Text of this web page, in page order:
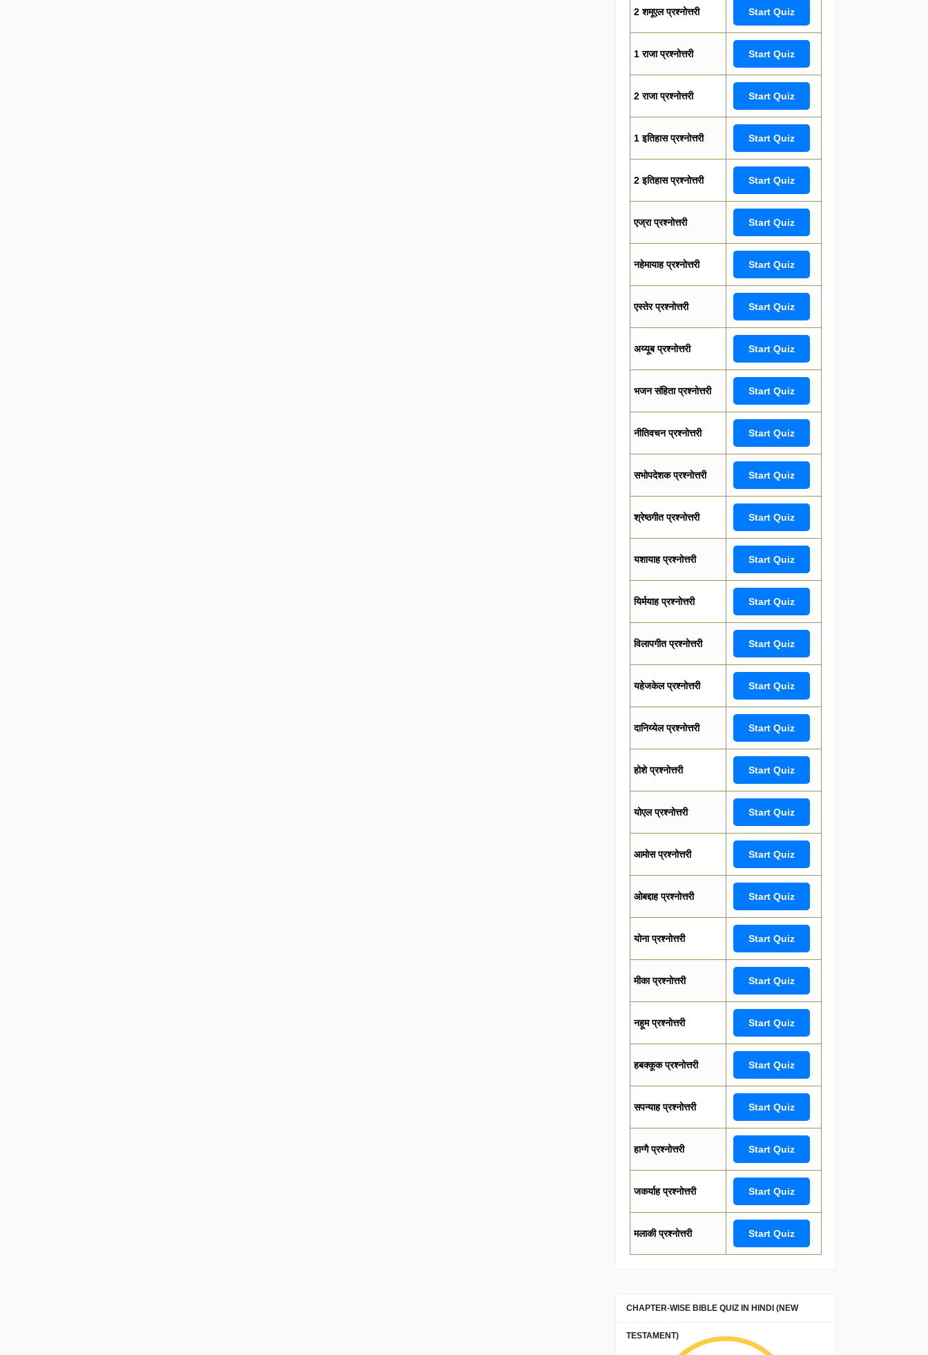
2 शमूएल प्रश्नोत्तरी Start Quiz
1 राजा प्रश्नोत्तरी Start Quiz
2 राजा प्रश्नोत्तरी Start Quiz
1 इतिहास प्रश्नोत्तरी Start Quiz
2 इतिहास प्रश्नोत्तरी Start Quiz
एज्रा प्रश्नोत्तरी Start Quiz
नहेमायाह प्रश्नोत्तरी Start Quiz
एस्तेर प्रश्नोत्तरी Start Quiz
अय्यूब प्रश्नोत्तरी Start Quiz
भजन संहिता प्रश्नोत्तरी Start Quiz
नीतिवचन प्रश्नोत्तरी Start Quiz
सभोपदेशक प्रश्नोत्तरी Start Quiz
श्रेष्ठगीत प्रश्नोत्तरी Start Quiz
यशायाह प्रश्नोत्तरी Start Quiz
यिर्मयाह प्रश्नोत्तरी Start Quiz
विलापगीत प्रश्नोत्तरी Start Quiz
यहेजकेल प्रश्नोत्तरी Start Quiz
दानिय्येल प्रश्नोत्तरी Start Quiz
होशे प्रश्नोत्तरी Start Quiz
योएल प्रश्नोत्तरी Start Quiz
आमोस प्रश्नोत्तरी Start Quiz
ओबद्दाह प्रश्नोत्तरी Start Quiz
योना प्रश्नोत्तरी Start Quiz
मीका प्रश्नोत्तरी Start Quiz
नहूम प्रश्नोत्तरी Start Quiz
हबक्कूक प्रश्नोत्तरी Start Quiz
सपन्याह प्रश्नोत्तरी Start Quiz
हाग्गै प्रश्नोत्तरी Start Quiz
जकर्याह प्रश्नोत्तरी Start Quiz
मलाकी प्रश्नोत्तरी Start Quiz
CHAPTER-WISE BIBLE QUIZ IN HINDI (NEW
TESTAMENT)